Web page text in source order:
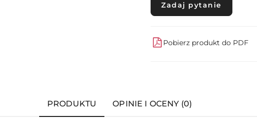
Zadaj pytanie
Pobierz produkt do PDF
PRODUKTU OPINIE I OCENY (0)